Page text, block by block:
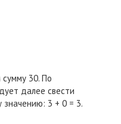
сумму 30. По
далее свести
значению: 3 + 0 = 3.